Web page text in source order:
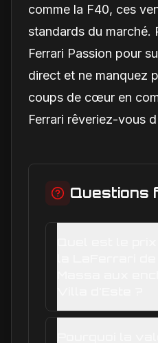
comme la F40, ces
standards du marché.
Ferrari Passion pour
direct et ne manquez
coups de cœur en
Ferrari rêveriez-vous
Questions